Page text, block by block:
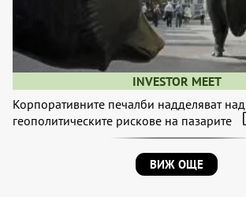
INVESTOR MEET
Корпоративните печалби надделяват над
геополитическите рискове на пазарите
ВИЖ ОЩЕ